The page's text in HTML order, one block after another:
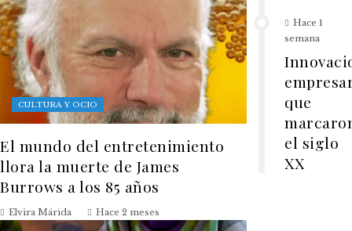
CULTURA Y OCIO
El mundo del entretenimiento
llora la muerte de James
Burrows a los 85 años
Elvira Márida Hace 2 meses
Hace 1
semana
que
el siglo
XX